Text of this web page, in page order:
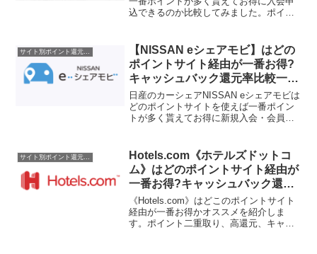
込できるのか比較してみました。ポイン
円相当6,200円相当7,750円相当取...
【NISSAN eシェアモビ】はどの
ポイントサイト経由が一番お得?
キャッシュバック還元率比較一覧
2019/8/15
日産のカーシェアNISSAN eシェアモビは
どのポイントサイトを使えば一番ポイン
トが多く貰えてお得に新規入会・会員登
ん。ポイントサイト名還元率・還元ポイ
ント取扱なし取扱な...
サイト別ポイント還元率一覧
Hotels.com《ホテルズドットコ
ム》はどのポイントサイト経由が
一番お得?キャッシュバック還元
率比較一覧2020/4/19
《Hotels.com》はどこのポイントサイト
経由が一番お得かオススメを紹介しま
す。ポイント二重取り、高還元、キャッ